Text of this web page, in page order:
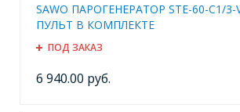
SAWO ПАРОГЕНЕРАТОР STE-60-C1/3-
ПУЛЬТ В КОМПЛЕКТЕ
ПОД ЗАКАЗ
6 940.00 руб.